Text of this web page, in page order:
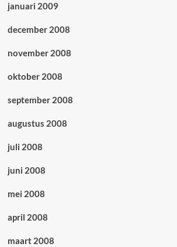
januari 2009
december 2008
november 2008
oktober 2008
september 2008
augustus 2008
juli 2008
juni 2008
mei 2008
april 2008
maart 2008